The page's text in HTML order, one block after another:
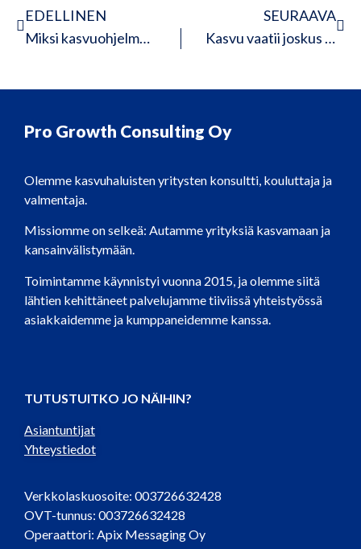
EDELLINEN
Miksi kasvuohjelmaan osallistuminen kannattaa? Yrittäjän kokemus puhuu puolestaan
SEURAAVA
Kasvu vaatii joskus pysähtymistä
Pro Growth Consulting Oy
Olemme kasvuhaluisten yritysten konsultti, kouluttaja ja
valmentaja.
Missiomme on selkeä: Autamme yrityksiä kasvamaan ja
kansainvälistymään.
Toimintamme käynnistyi vuonna 2015, ja olemme siitä
lähtien kehittäneet palvelujamme tiiviissä yhteistyössä
asiakkaidemme ja kumppaneidemme kanssa.
TUTUSTUITKO JO NÄIHIN?
Asiantuntijat
Yhteystiedot
Verkkolaskuosoite: 003726632428
OVT-tunnus: 003726632428
Operaattori: Apix Messaging Oy